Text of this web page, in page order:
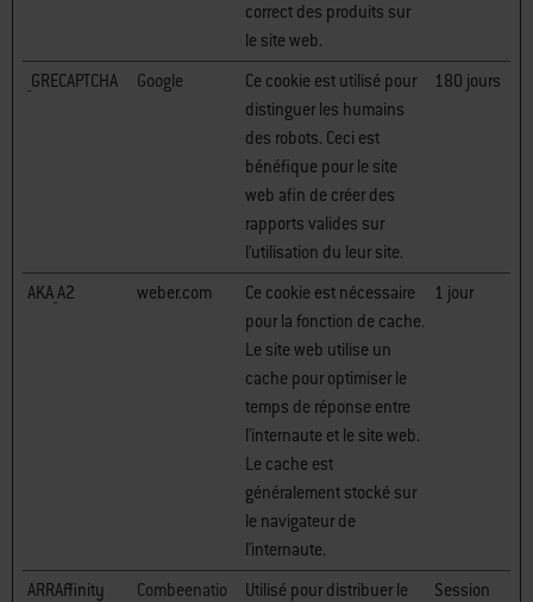
correct des produits sur
le site web.
_GRECAPTCHA Google
Ce cookie est utilisé pour
distinguer les humains
des robots. Ceci est
bénéfique pour le site
web afin de créer des
rapports valides sur
l'utilisation du leur site.
180 jours
AKA_A2 weber.com
Ce cookie est nécessaire
pour la fonction de cache.
Le site web utilise un
cache pour optimiser le
temps de réponse entre
l'internaute et le site web.
Le cache est
généralement stocké sur
le navigateur de
l'internaute.
1 jour
ARRAffinity
Combeenatio
Utilisé pour distribuer le
Session